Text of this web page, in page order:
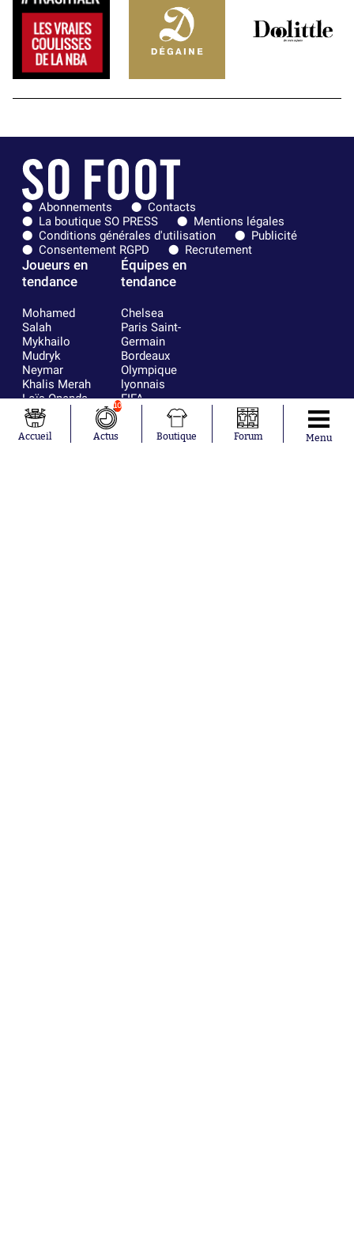
Abonnements
Contacts
La boutique SO PRESS
Mentions légales
Conditions générales d'utilisation
Publicité
Consentement RGPD
Recrutement
Joueurs en
tendance
Mohamed
Salah
Mykhailo
Mudryk
Neymar
Khalis Merah
Loïs Openda
Moussa
Niakhaté
Nicolás
Équipes en
tendance
Chelsea
Paris Saint-
Germain
Bordeaux
Olympique
lyonnais
FIFA
Real Madrid
RC Strasbourg
AC Milan
Accueil
10
Actus Boutique Forum Menu